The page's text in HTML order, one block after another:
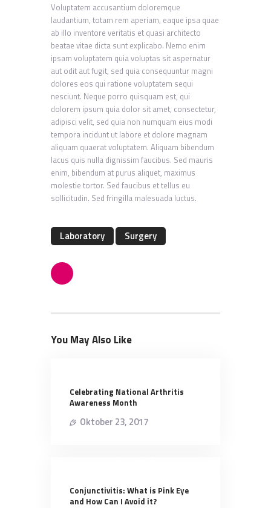
Voluptatem accusantium doloremque
laudantium, totam rem aperiam, eaque ipsa quae
ab illo inventore veritatis et quasi architecto
beatae vitae dicta sunt explicabo. Nemo enim
ipsam voluptatem quia voluptas sit aspernatur
aut odit aut fugit, sed quia consequuntur magni
dolores eos qui ratione voluptatem sequi
nesciunt. Neque porro quisquam est, qui
dolorem ipsum quia dolor sit amet, consectetur,
adipisci velit, sed quia non numquam eius modi
tempora incidunt ut labore et dolore magnam
aliquam quaerat voluptatem. Aliquam bibendum
lacus quis nulla dignissim faucibus. Sed mauris
enim, bibendum at purus aliquet, maximus
molestie tortor. Sed faucibus et tellus eu
sollicitudin. Sed fringilla malesuada luctus.
Laboratory Surgery
You May Also Like
Celebrating National Arthritis
Awareness Month
Oktober 23, 2017
Conjunctivitis: What is Pink Eye
and How Can I Avoid it?